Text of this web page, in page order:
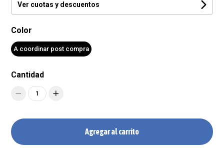
Ver cuotas y descuentos
Color
A coordinar post compra
Cantidad
1
Agregar al carrito